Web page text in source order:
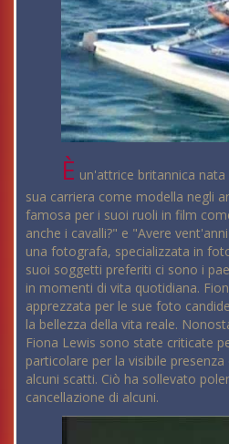
È un'attrice britannica
sua carriera come modella negli
famosa per i suoi ruoli in film
anche i cavalli?" e "Avere
una fotografa, specializzata in
suoi soggetti preferiti ci sono i
in momenti di vita quotidiana.
apprezzata per le sue foto
la bellezza della vita reale.
Fiona Lewis sono state criticate
particolare per la visibile
alcuni scatti. Ciò ha sollevato
cancellazione di alcuni.